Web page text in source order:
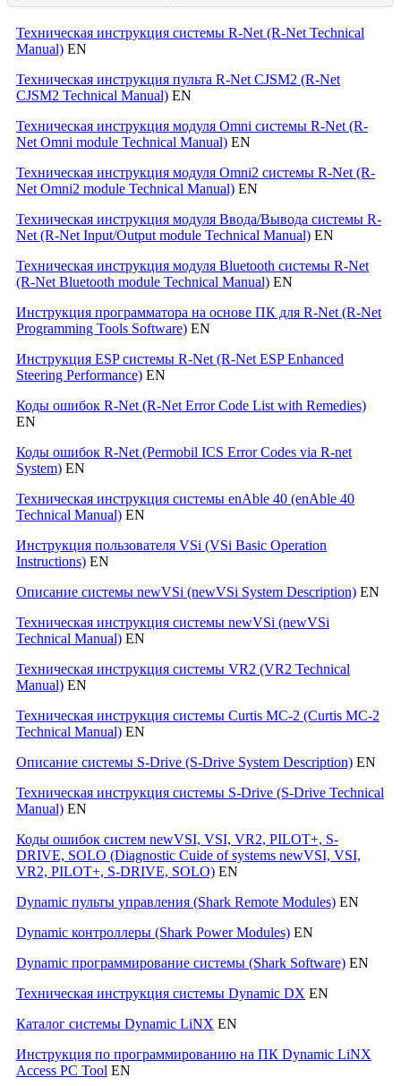
Техническая инструкция системы R-Net (R-Net Technical
Manual) EN
Техническая инструкция пульта R-Net CJSM2 (R-Net
CJSM2 Technical Manual) EN
Техническая инструкция модуля Omni системы R-Net (R-
Net Omni module Technical Manual) EN
Техническая инструкция модуля Omni2 системы R-Net (R-
Net Omni2 module Technical Manual) EN
Техническая инструкция модуля Ввода/Вывода системы R-
Net (R-Net Input/Output module Technical Manual) EN
Техническая инструкция модуля Bluetooth системы R-Net
(R-Net Bluetooth module Technical Manual) EN
Инструкция программатора на основе ПК для R-Net (R-Net
Programming Tools Software) EN
Инструкция ESP системы R-Net (R-Net ESP Enhanced
Steering Performance) EN
Коды ошибок R-Net (R-Net Error Code List with Remedies)
EN
Коды ошибок R-Net (Permobil ICS Error Codes via R-net
System) EN
Техническая инструкция системы enAble 40 (enAble 40
Technical Manual) EN
Инструкция пользователя VSi (VSi Basic Operation
Instructions) EN
Описание системы newVSi (newVSi System Description) EN
Техническая инструкция системы newVSi (newVSi
Technical Manual) EN
Техническая инструкция системы VR2 (VR2 Technical
Manual) EN
Техническая инструкция системы Curtis MC-2 (Curtis MC-2
Technical Manual) EN
Описание системы S-Drive (S-Drive System Description) EN
Техническая инструкция системы S-Drive (S-Drive Technical
Manual) EN
Коды ошибок систем newVSI, VSI, VR2, PILOT+, S-
DRIVE, SOLO (Diagnostic Cuide of systems newVSI, VSI,
VR2, PILOT+, S-DRIVE, SOLO) EN
Dynamic пульты управления (Shark Remote Modules) EN
Dynamic контроллеры (Shark Power Modules) EN
Dynamic программирование системы (Shark Software) EN
Техническая инструкция системы Dynamic DX EN
Каталог системы Dynamic LiNX EN
Инструкция по программированию на ПК Dynamic LiNX
Access PC Tool EN